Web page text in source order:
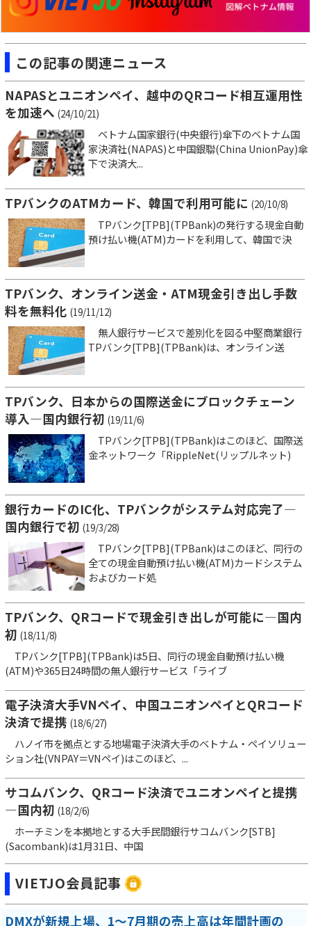
この記事の関連ニュース
NAPASとユニオンペイ、越中のQRコード相互運用性
を加速へ (24/10/21)
ベトナム国家銀行(中央銀行)傘下のベトナム国
家決済社(NAPAS)と中国銀聯(China UnionPay)傘
下で決済大...
TPバンクのATMカード、韓国で利用可能に (20/10/8)
TPバンク[TPB](TPBank)の発行する現金自動
預け払い機(ATM)カードを利用して、韓国で決
TPバンク、オンライン送金・ATM現金引き出し手数
料を無料化 (19/11/12)
無人銀行サービスで差別化を図る中堅商業銀行
TPバンク[TPB](TPBank)は、オンライン送
TPバンク、日本からの国際送金にブロックチェーン
導入―国内銀行初 (19/11/6)
TPバンク[TPB](TPBank)はこのほど、国際送
金ネットワーク「RippleNet(リップルネット)
銀行カードのIC化、TPバンクがシステム対応完了―
国内銀行で初 (19/3/28)
TPバンク[TPB](TPBank)はこのほど、同行の
全ての現金自動預け払い機(ATM)カードシステム
およびカード処
TPバンク、QRコードで現金引き出しが可能に―国内
初 (18/11/8)
TPバンク[TPB](TPBank)は5日、同行の現金自動預け払い機
(ATM)や365日24時間の無人銀行サービス「ライブ
電子決済大手VNペイ、中国ユニオンペイとQRコード
決済で提携 (18/6/27)
ハノイ市を拠点とする地場電子決済大手のベトナム・ペイソリュー
ション社(VNPAY＝VNペイ)はこのほど、...
サコムバンク、QRコード決済でユニオンペイと提携
―国内初 (18/2/6)
ホーチミンを本拠地とする大手民間銀行サコムバンク[STB]
(Sacombank)は1月31日、中国
VIETJO会員記事
DMXが新規上場、1～7月期の売上高は年間計画の